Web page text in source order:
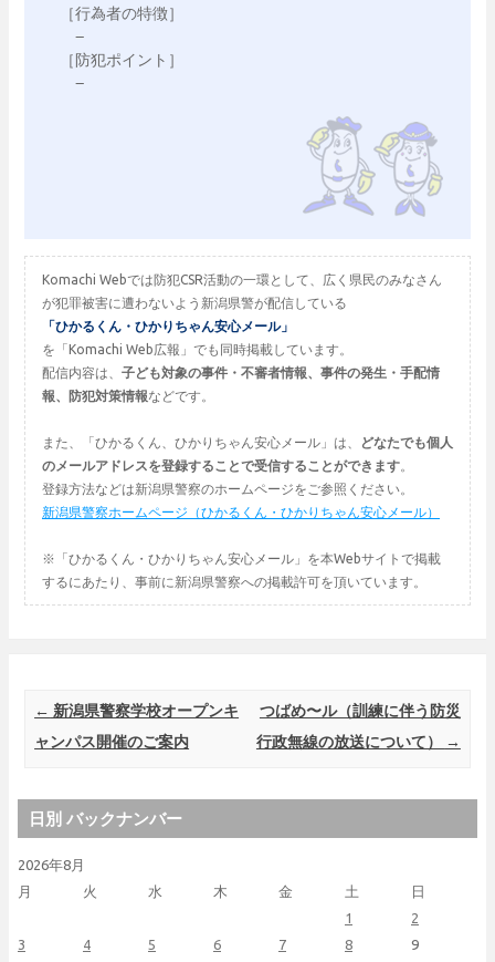
［行為者の特徴］
−
［防犯ポイント］
−
Komachi Webでは防犯CSR活動の一環として、広く県民のみなさん
が犯罪被害に遭わないよう新潟県警が配信している
「ひかるくん・ひかりちゃん安心メール」
を「Komachi Web広報」でも同時掲載しています。
配信内容は、 子ども対象の事件・不審者情報、事件の発生・手配情
報、防犯対策情報などです。
また、「ひかるくん、ひかりちゃん安心メール」は、
どなたでも個人
のメールアドレスを登録することで受信することができます。
登録方法などは新潟県警察のホームページをご参照ください。
新潟県警察ホームページ（ひかるくん・ひかりちゃん安心メール）
※「ひかるくん・ひかりちゃん安心メール」を本Webサイトで掲載
するにあたり、事前に新潟県警察への掲載許可を頂いています。
Post navigation
← 新潟県警察学校オープンキ
ャンパス開催のご案内
つばめ〜ル（訓練に伴う防災
行政無線の放送について）
→
日別 バックナンバー
2026年8月
月
火 水 木 金 土 日
1
2
3
4 5 6 7 8
9